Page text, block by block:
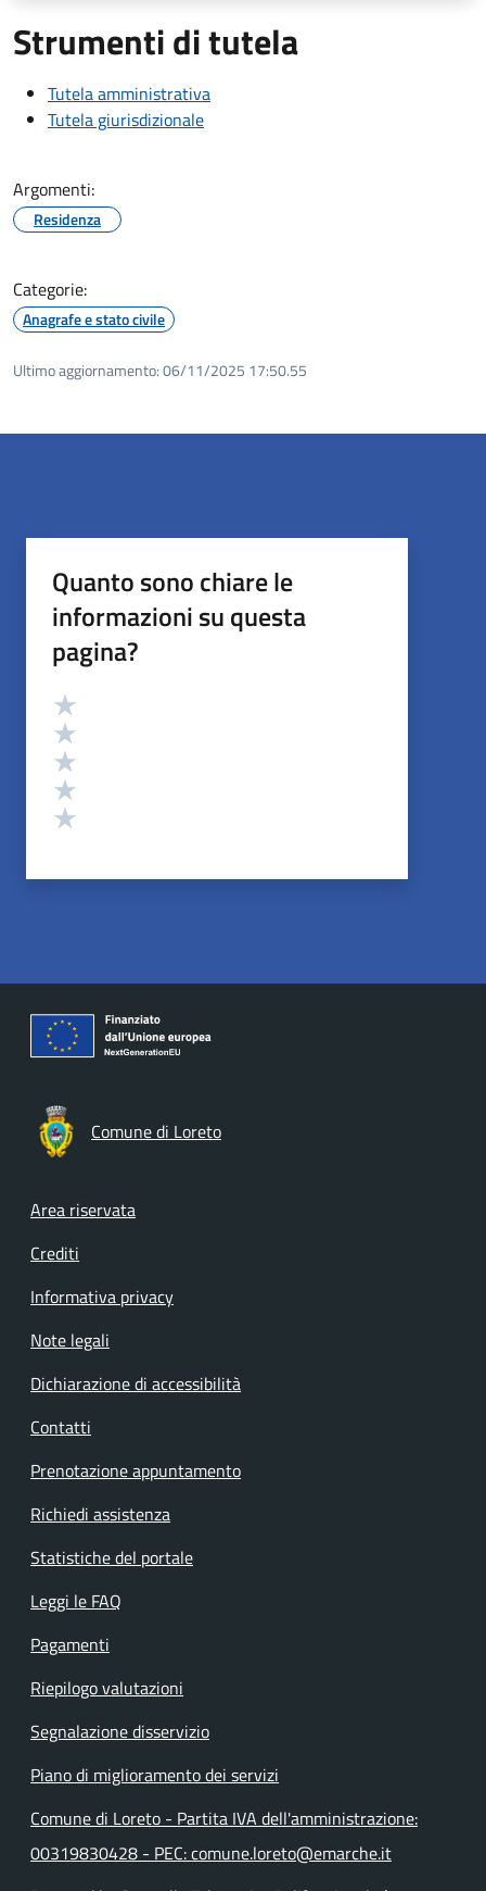
Strumenti di tutela
Tutela amministrativa
Tutela giurisdizionale
Argomenti:
Residenza
Categorie:
Anagrafe e stato civile
Ultimo aggiornamento:06/11/2025 17:50.55
Quanto sono chiare le
informazioni su questa
pagina?
Valutazione
Comune di Loreto
Footer menu
Area riservata
Crediti
Informativa privacy
Note legali
Dichiarazione di accessibilità
Contatti
Prenotazione appuntamento
Richiedi assistenza
Statistiche del portale
Leggi le FAQ
Pagamenti
Riepilogo valutazioni
Segnalazione disservizio
Piano di miglioramento dei servizi
Comune di Loreto - Partita IVA dell'amministrazione:
00319830428 - PEC: comune.loreto@emarche.it